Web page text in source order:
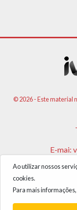
Ao utilizar nossos
cookies.
Para mais
© 2026 - Este material
E-mai:
VPA AGENCIA